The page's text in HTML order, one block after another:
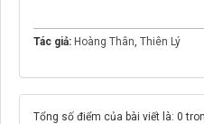
Tác giả: Hoàng Thân, Thiên Lý
Tổng số điểm của bài viết là: 0